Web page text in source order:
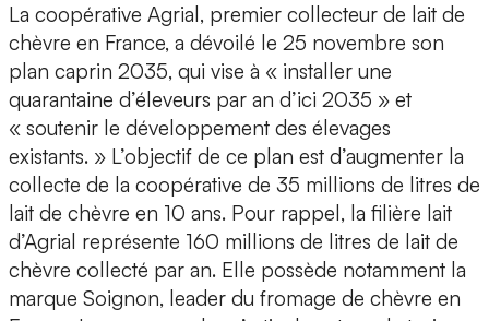
La coopérative Agrial, premier collecteur de lait de
chèvre en France, a dévoilé le 25 novembre son
plan caprin 2035, qui vise à « installer une
quarantaine d’éleveurs par an d’ici 2035 » et
« soutenir le développement des élevages
existants. » L’objectif de ce plan est d’augmenter la
collecte de la coopérative de 35 millions de litres de
lait de chèvre en 10 ans. Pour rappel, la filière lait
d’Agrial représente 160 millions de litres de lait de
chèvre collecté par an. Elle possède notamment la
marque Soignon, leader du fromage de chèvre en